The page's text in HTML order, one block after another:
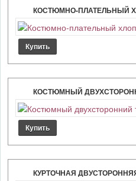
КОСТЮМНО-ПЛАТЕЛЬНЫЙ
КОСТЮМНЫЙ
КУРТОЧНАЯ